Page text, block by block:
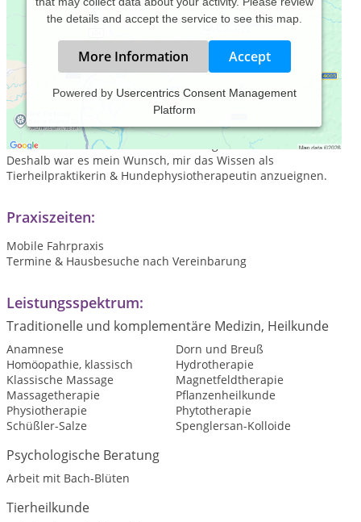
the details and accept the service to see this map.
More Information Accept
Powered by Usercentrics Consent Management
Platform
Seit meiner Kindheit lebe ich mit Tieren zusammen. Ich
interessierte mich schon immer für die körperliche
Gesundheit und das seelische Wohlergehen von Tieren.
Deshalb war es mein Wunsch, mir das Wissen als
Tierheilpraktikerin & Hundephysiotherapeutin anzueignen.
Praxiszeiten:
Mobile Fahrpraxis
Termine & Hausbesuche nach Vereinbarung
Leistungsspektrum:
Traditionelle und komplementäre Medizin, Heilkunde
Anamnese
Dorn und Breuß
Homöopathie, klassisch
Hydrotherapie
Klassische Massage
Magnetfeldtherapie
Massagetherapie
Pflanzenheilkunde
Physiotherapie
Phytotherapie
Schüßler-Salze
Spenglersan-Kolloide
Psychologische Beratung
Arbeit mit Bach-Blüten
Tierheilkunde